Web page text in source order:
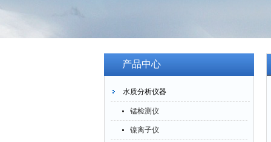
产品中心
水质分析仪器
锰检测仪
镍离子仪